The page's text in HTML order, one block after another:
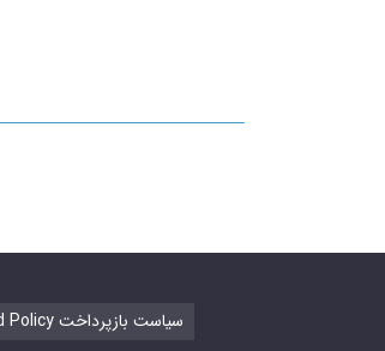
Refund Policy سیاست بازپرداخت